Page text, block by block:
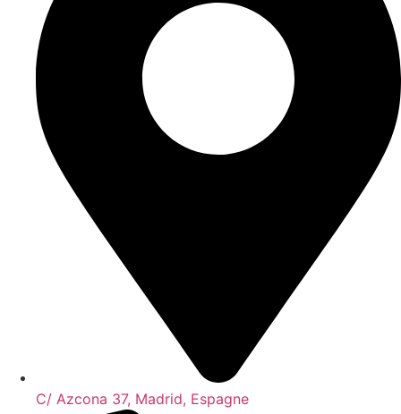
C/ Azcona 37, Madrid, Espagne